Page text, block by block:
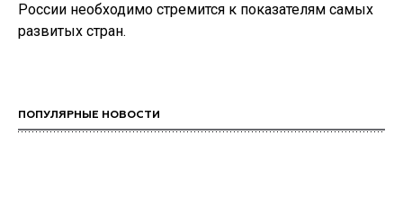
России необходимо стремится к показателям самых
развитых стран.
ПОПУЛЯРНЫЕ НОВОСТИ